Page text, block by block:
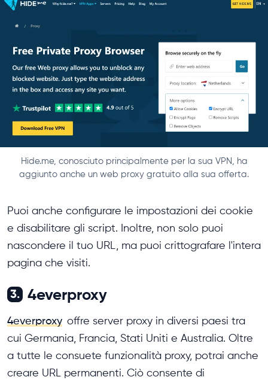
Hide.me, conosciuto principalmente per la sua VPN, ha
aggiunto anche un web proxy gratuito alla sua offerta.
Puoi anche configurare le impostazioni dei cookie
e disabilitare gli script. Inoltre, non solo puoi
nascondere il tuo URL, ma puoi crittografare l'intera
pagina che visiti.
3. 4everproxy
4everproxy offre server proxy in diversi paesi tra
cui Germania, Francia, Stati Uniti e Australia. Oltre
a tutte le consuete funzionalità proxy, potrai anche
creare URL permanenti. Ciò consente di